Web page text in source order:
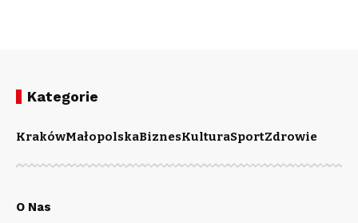
Kategorie
KrakówMałopolskaBiznesKulturaSportZdrowie
O Nas